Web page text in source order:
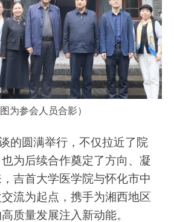
图为参会人员合影）
的圆满举行，不仅拉近了院
为后续合作奠定了方向、凝
吉首大学医学院与怀化市中
流为起点，携手为湘西地区
质量发展注入新动能。